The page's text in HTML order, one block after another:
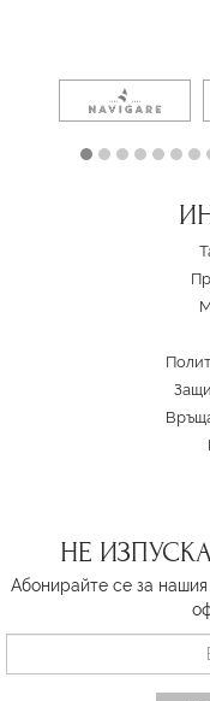
НЕ
Абонирайте се за